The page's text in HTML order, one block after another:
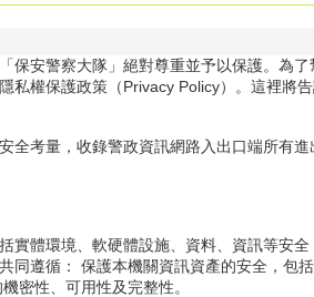
保安警察大隊」絕對尊重並予以保護。為
私權保護政策（Privacy Policy）。這裡將
全考量，收錄警政資訊網路入出口端所有
實體環境、軟硬體設施、資料、資訊等安
同遵循： 保護本機關資訊資產的安全，包
密性、可用性及完整性。